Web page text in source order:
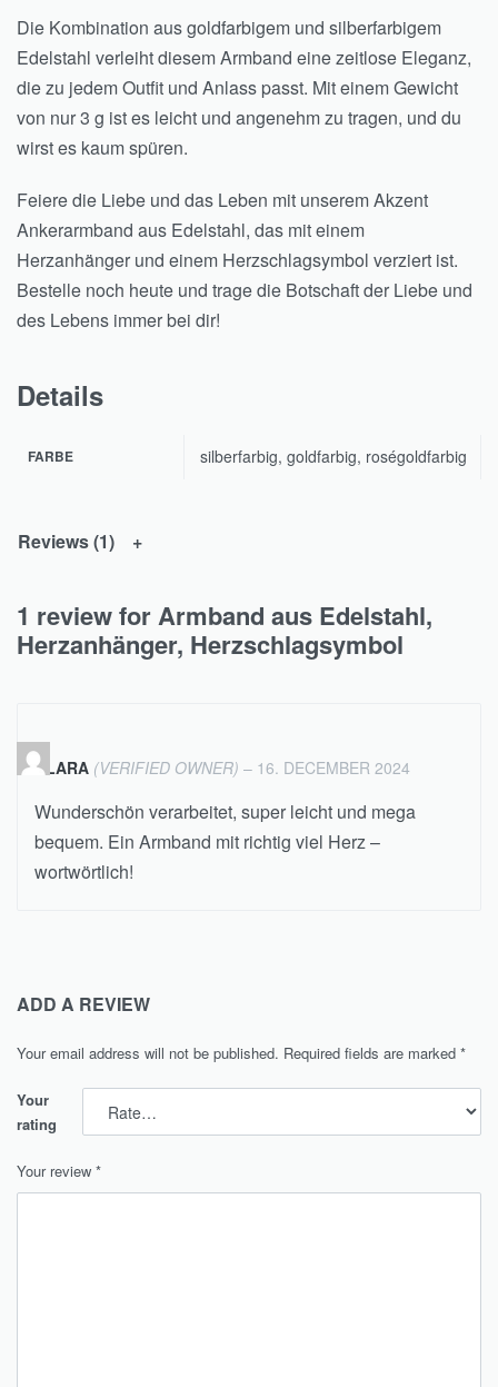
Die Kombination aus goldfarbigem und silberfarbigem
Edelstahl verleiht diesem Armband eine zeitlose Eleganz,
die zu jedem Outfit und Anlass passt. Mit einem Gewicht
von nur 3 g ist es leicht und angenehm zu tragen, und du
wirst es kaum spüren.
Feiere die Liebe und das Leben mit unserem Akzent
Ankerarmband aus Edelstahl, das mit einem
Herzanhänger und einem Herzschlagsymbol verziert ist.
Bestelle noch heute und trage die Botschaft der Liebe und
des Lebens immer bei dir!
Details
FARBE silberfarbig, goldfarbig, roségoldfarbig
Reviews (1)
1 review forArmband aus Edelstahl,
Herzanhänger, Herzschlagsymbol
Rated
CLARA (VERIFIED OWNER) – 16. DECEMBER 2024
Wunderschön verarbeitet, super leicht und mega
bequem. Ein Armband mit richtig viel Herz –
wortwörtlich!
ADD A REVIEW
Your email address will not be published. Required fields are marked *
Your
rating
Your review *